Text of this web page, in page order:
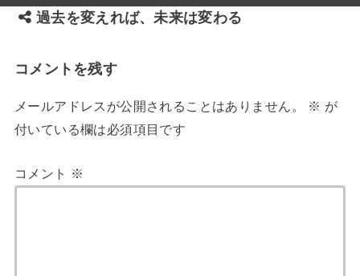
過去を変えれば、未来は変わる
コメントを残す
メールアドレスが公開されることはありません。 ※ が
付いている欄は必須項目です
コメント ※